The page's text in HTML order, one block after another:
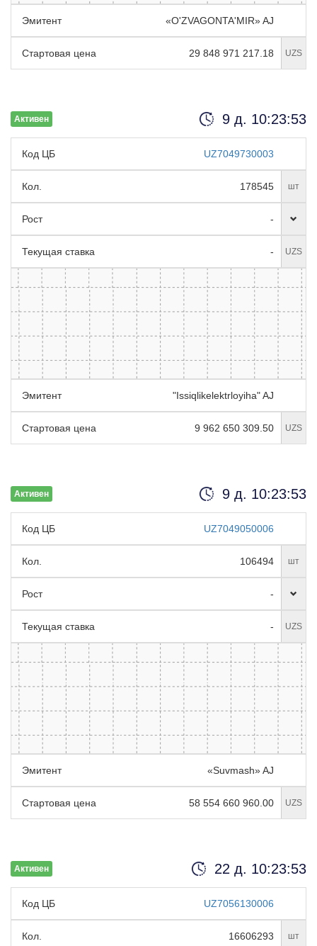
Эмитент «O'ZVAGONTA'MIR» AJ
Стартовая цена 29 848 971 217.18 UZS
Активен 9 д. 10:23:52
Код ЦБ UZ7049730003
Кол. 178545 шт
Рост -
Текущая ставка - UZS
Эмитент "Issiqlikelektrloyiha" AJ
Стартовая цена 9 962 650 309.50 UZS
Активен 9 д. 10:23:52
Код ЦБ UZ7049050006
Кол. 106494 шт
Рост -
Текущая ставка - UZS
Эмитент «Suvmash» AJ
Стартовая цена 58 554 660 960.00 UZS
Активен 22 д. 10:23:52
Код ЦБ UZ7056130006
Кол. 16606293 шт